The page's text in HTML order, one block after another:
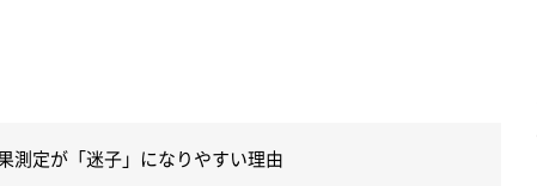
測定が「迷子」になりやすい理由